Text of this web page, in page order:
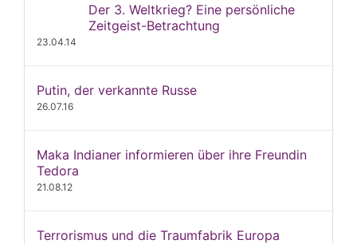
Der 3. Weltkrieg? Eine persönliche
Zeitgeist-Betrachtung
23.04.14
Putin, der verkannte Russe
26.07.16
Maka Indianer informieren über ihre Freundin
Tedora
21.08.12
Terrorismus und die Traumfabrik Europa